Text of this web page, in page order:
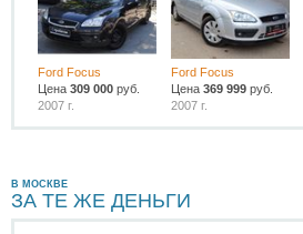
Ford Focus
Цена309 000 руб.
2007 г.
Ford Focus
Цена369 999 руб.
2007 г.
В МОСКВЕ
ЗА ТЕ ЖЕ ДЕНЬГИ